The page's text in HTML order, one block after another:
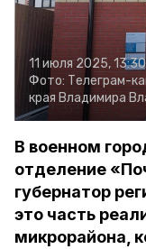
11 июля 2025, 13:30
Фото: Телеграм-
края Владимира
В военном
отделение
губернатор
это часть
микрорайона,